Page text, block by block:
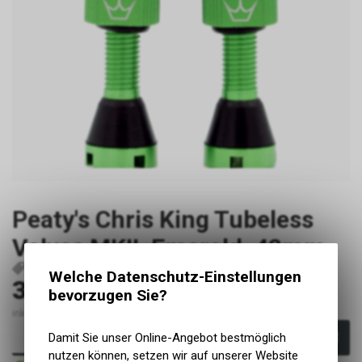
Peaty's Chris King Tubeless
Valves MKII, Emerald, 42mm
5060541582750
32.90CHF
In den Warenkorb
Welche Datenschutz-Einstellungen
bevorzugen Sie?
Damit Sie unser Online-Angebot bestmöglich
nutzen können, setzen wir auf unserer Website